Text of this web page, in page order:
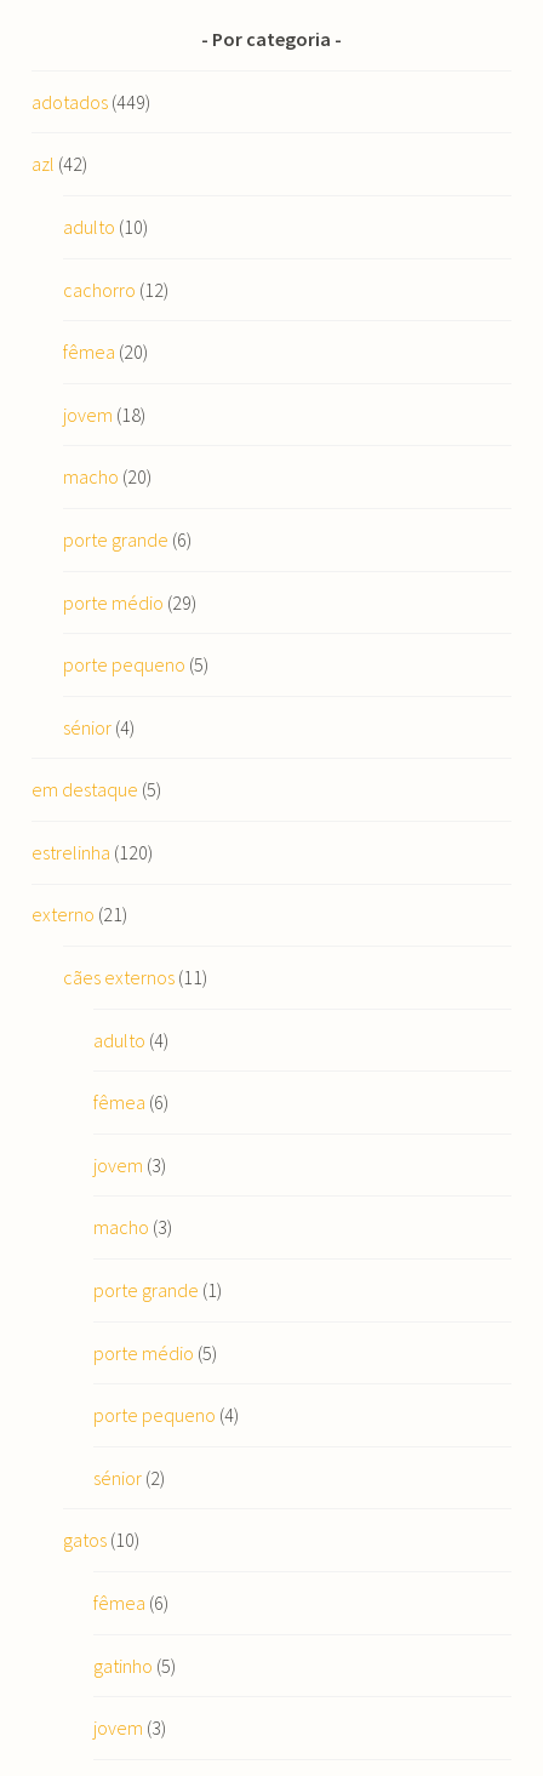
Por categoria
adotados (449)
azl (42)
adulto (10)
cachorro (12)
fêmea (20)
jovem (18)
macho (20)
porte grande (6)
porte médio (29)
porte pequeno (5)
sénior(4)
em destaque (5)
estrelinha (120)
externo (21)
cães externos(11)
adulto (4)
fêmea (6)
jovem (3)
macho (3)
porte grande (1)
porte médio (5)
porte pequeno (4)
sénior (2)
gatos(10)
fêmea (6)
gatinho (5)
jovem (3)